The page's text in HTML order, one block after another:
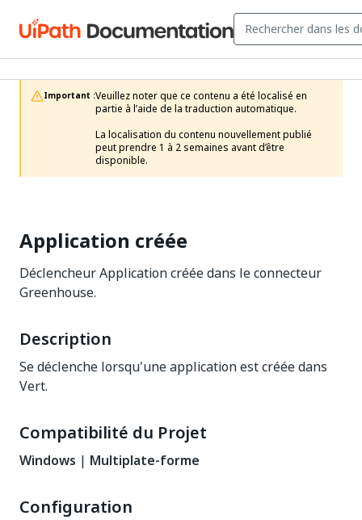
Important :Veuillez noter que ce contenu a été localisé en
partie à l’aide de la traduction automatique.
La localisation du contenu nouvellement publié
peut prendre 1 à 2 semaines avant d’être
disponible.
Application créée
Déclencheur Application créée dans le connecteur
Greenhouse.
Description
Se déclenche lorsqu'une application est créée dans
Vert.
Compatibilité du Projet
Windows | Multiplate-forme
Configuration